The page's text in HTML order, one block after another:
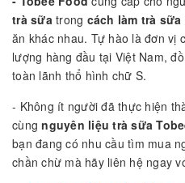
trà sữatrong cách làm trà
ăn khác nhau. Tự hào là đơn vị
lượng hàng đầu tại Việt Nam,
toàn lãnh thổ hình chữ S.
- Không ít người đã thực hiện
cùngnguyên liệu trà sữa
bạn đang có nhu cầu tìm mua
chần chừ mà hãy liên hệ ngay